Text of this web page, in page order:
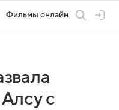
Фильмы онлайн
с